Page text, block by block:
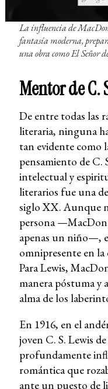
La influencia de
fantasía moderna,
una obra comoEl Señor
Mentor de C.
De entre todas las
literaria, ninguna
tan evidente como
pensamiento de C.
intelectual y
literarios fue una
siglo XX. Aunque
persona
apenas un niño—,
omnipresente en
Para Lewis,
manera póstuma y
alma de los
En 1916, en el
joven C. S. Lewis
profundamente
romántica que
ante un puesto de